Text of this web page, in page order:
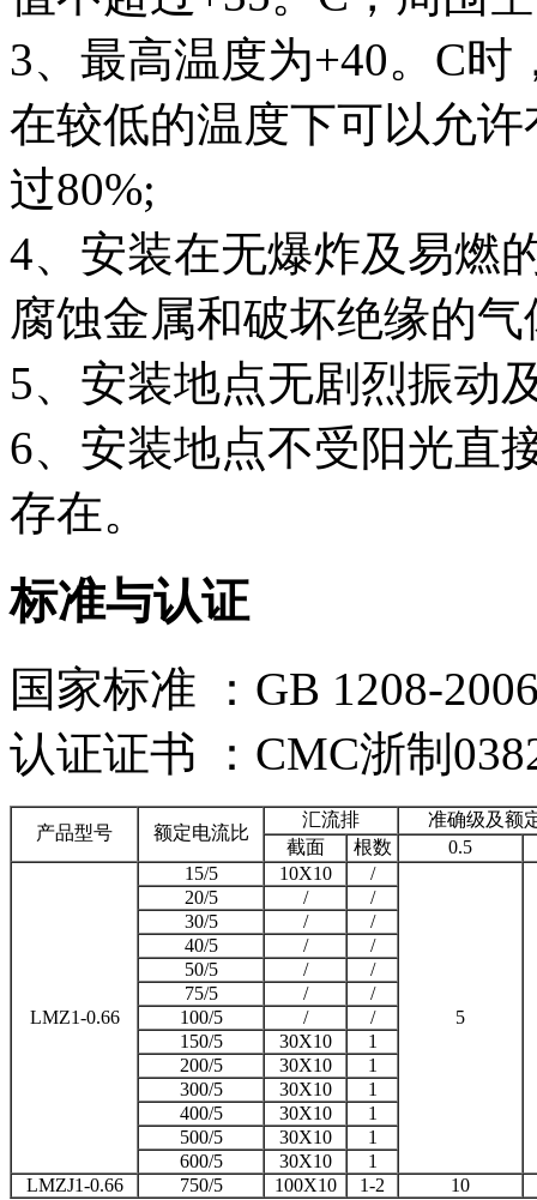
3、最高温度为+40。C
在较低的温度下可以允
过80%;
4、安装在无爆炸及易燃
腐蚀金属和破坏绝缘的
5、安装地点无剧烈振动
6、安装地点不受阳光直
存在。
标准与认证
国家标准 ：GB 1208-
认证证书 ：CMC浙制
产品型号 额定电流比
汇流排
准确级及额
截面
根数 0.5
LMZ1-0.66
15/5 10X10 /
5
20/5 /
/
30/5
/
/
40/5
/
/
50/5
/
/
75/5
/
/
100/5
/
/
150/5
30X10
1
200/5
30X10
1
300/5
30X10
1
400/5
30X10
1
500/5
30X10
1
600/5
30X10
1
LMZJ1-0.66
750/5 100X10 1-2 10